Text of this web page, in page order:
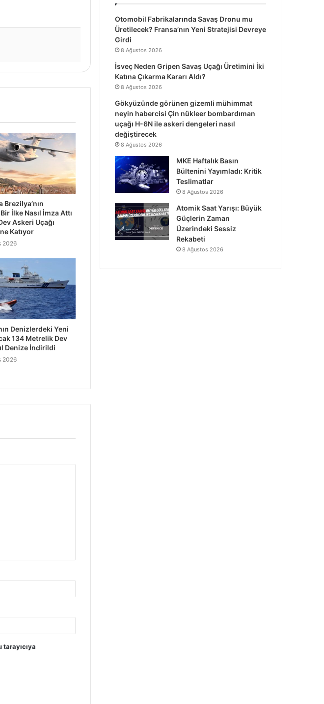
Brezilya’nın
İlke Nasıl İmza Attı
Askeri Uçağı
Katıyor
2026
Denizlerdeki Yeni
134 Metrelik Dev
Denize İndirildi
2026
Otomobil Fabrikalarında Savaş Dronu mu
Üretilecek? Fransa’nın Yeni Stratejisi Devreye
Girdi
8 Ağustos 2026
İsveç Neden Gripen Savaş Uçağı Üretimini İki
Katına Çıkarma Kararı Aldı?
8 Ağustos 2026
Gökyüzünde görünen gizemli mühimmat
neyin habercisi Çin nükleer bombardıman
uçağı H-6N ile askeri dengeleri nasıl
değiştirecek
8 Ağustos 2026
MKE Haftalık Basın
Bültenini Yayımladı: Kritik
Teslimatlar
8 Ağustos 2026
Atomik Saat Yarışı: Büyük
Güçlerin Zaman
Üzerindeki Sessiz
Rekabeti
8 Ağustos 2026